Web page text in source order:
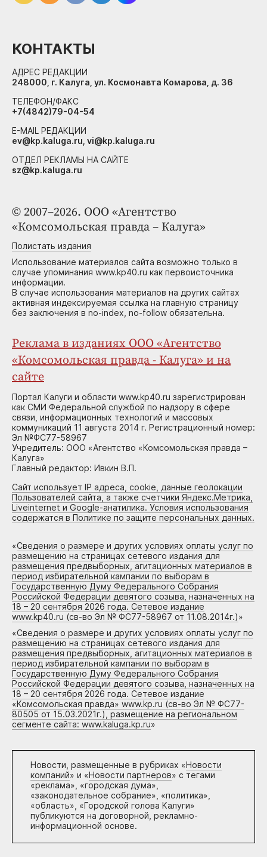
© 2007–2026. ООО «Агентство
«Комсомольская правда – Калуга»
Полистать издания
Использование материалов сайта возможно только в
случае упоминания www.kp40.ru как первоисточника
информации.
В случае использования материалов на других сайтах
активная индексируемая ссылка на главную страницу
без заключения в no-index, no-follow обязательна.
Реклама в изданиях ООО «Агентство
«Комсомольская правда - Калуга» и на
сайте
Портал Калуги и области www.kp40.ru зарегистрирован
как СМИ Федеральной службой по надзору в сфере
связи, информационных технологий и массовых
коммуникаций 11 августа 2014 г. Регистрационный номер:
Эл №ФС77-58967
Учредитель: ООО «Агентство «Комсомольская правда –
Калуга»
Главный редактор: Ивкин В.П.
Сайт использует IP адреса, cookie, данные геолокации
Пользователей сайта, а также счетчики Яндекс.Метрика,
Liveinternet и Google-анатилика. Условия использования
содержатся в Политике по защите персональных данных.
«Сведения о размере и других условиях оплаты услуг по
размещению на страницах сетевого издания для
размещения предвыборных, агитационных материалов в
период избирательной кампании по выборам в
Государственную Думу Федерального Собрания
Российской Федерации девятого созыва, назначенных на
18 – 20 сентября 2026 года. Сетевое издание
www.kp40.ru (св-во Эл № ФС77-58967 от 11.08.2014г.)»
«Сведения о размере и других условиях оплаты услуг по
размещению на страницах сетевого издания для
размещения предвыборных, агитационных материалов в
период избирательной кампании по выборам в
Государственную Думу Федерального Собрания
Российской Федерации девятого созыва, назначенных на
18 – 20 сентября 2026 года. Сетевое издание
«Комсомольская правда» www.kp.ru (св-во Эл № ФС77-
80505 от 15.03.2021г.), размещение на региональном
сегменте сайта: www.kaluga.kp.ru»
Новости, размещенные в рубриках «Новости
компаний» и «Новости партнеров» с тегами
«реклама», «городская дума»,
«законодательное собрание», «политика»,
«область», «Городской голова Калуги»
публикуются на договорной, рекламно-
информационной основе.
КОНТАКТЫ
АДРЕС РЕДАКЦИИ
248000, г. Калуга, ул. Космонавта Комарова, д. 36
ТЕЛЕФОН/ФАКС
+7(4842)79-04-54
E-MAIL РЕДАКЦИИ
ev@kp.kaluga.ru, vi@kp.kaluga.ru
ОТДЕЛ РЕКЛАМЫ НА САЙТЕ
sz@kp.kaluga.ru